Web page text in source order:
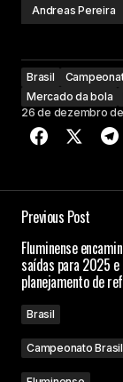
Andreas Pereira
Brasil
Mercado da bola
26 de dezembro
Previous Post
Fluminense
saídas para 2025 e
planejamento de
Brasil
Campeonato